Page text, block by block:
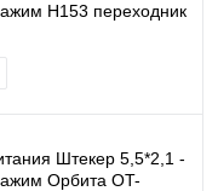
H153 переходник
2.1х5.5
Штекер 5,5*2,1 -
Орбита OT-